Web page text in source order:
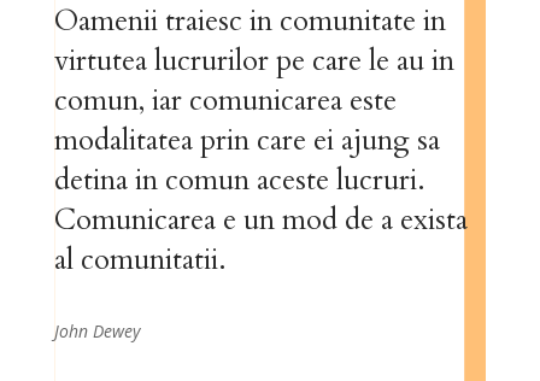
Oamenii traiesc in comunitate in
virtutea lucrurilor pe care le au in
comun, iar comunicarea este
modalitatea prin care ei ajung sa
detina in comun aceste lucruri.
Comunicarea e un mod de a exista
al comunitatii.
John Dewey